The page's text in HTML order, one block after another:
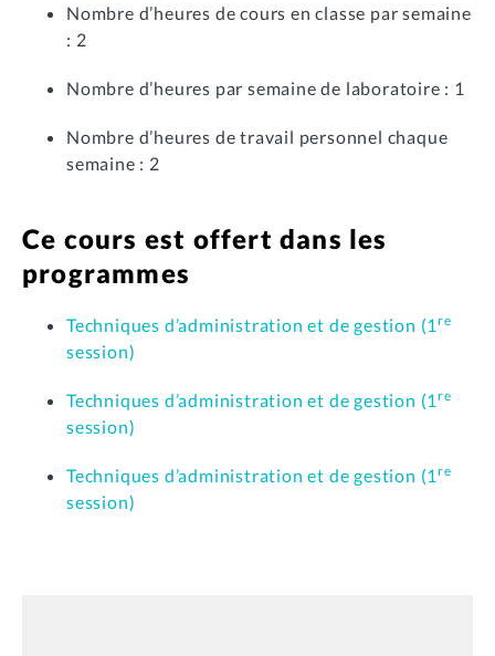
Nombre d’heures de cours en classe par semaine
: 2
Nombre d’heures par semaine de laboratoire : 1
Nombre d’heures de travail personnel chaque
semaine : 2
Ce cours est offert dans les
programmes
Techniques d’administration et de gestion (1re
session)
Techniques d’administration et de gestion (1re
session)
Techniques d’administration et de gestion (1re
session)